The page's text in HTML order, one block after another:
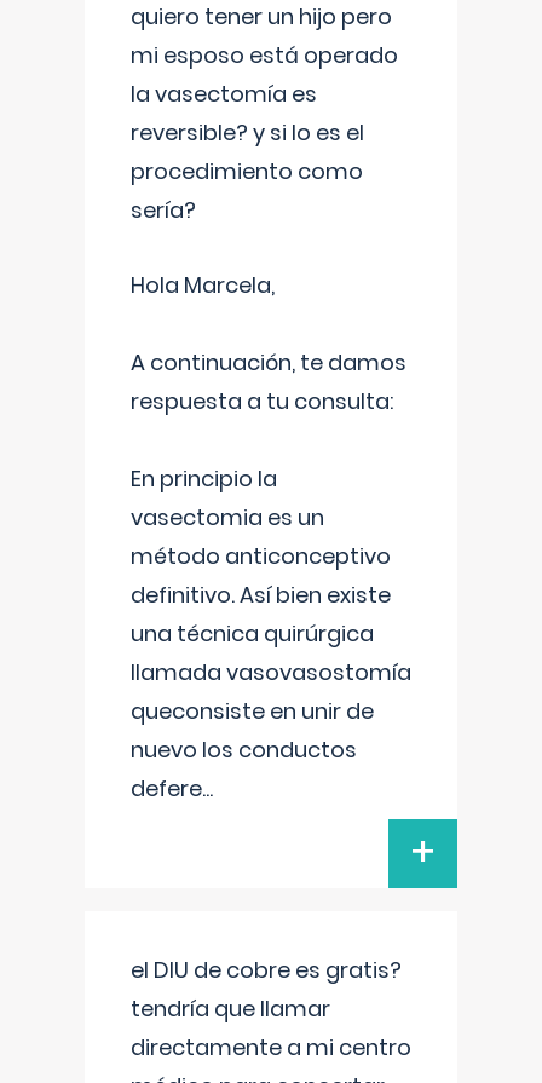
quiero tener un hijo pero
mi esposo está operado
la vasectomía es
reversible? y si lo es el
procedimiento como
sería?
Hola Marcela,
A continuación, te damos
respuesta a tu consulta:
En principio la
vasectomia es un
método anticonceptivo
definitivo. Así bien existe
una técnica quirúrgica
llamada vasovasostomía
queconsiste en unir de
nuevo los conductos
defere...
+
el DIU de cobre es gratis?
tendría que llamar
directamente a mi centro